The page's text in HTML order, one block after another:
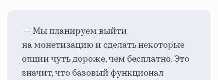
— Мы планируем выйти
на монетизацию и сделать некоторые
опции чуть дороже, чем бесплатно. Это
значит, что базовый функционал